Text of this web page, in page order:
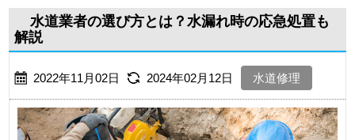
水道業者の選び方とは？水漏れ時の応急処置も
解説
2022年11月02日 2024年02月12日 水道修理